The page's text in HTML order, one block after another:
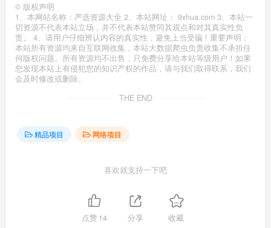
© 版权声明
1、本网站名称：严选资源大全 2、本站网址： 9xhua.com 3、本站一
切资源不代表本站立场，并不代表本站赞同其观点和对其真实性负
责。 4、请用户仔细辨认内容的真实性，避免上当受骗 ! 重要声明：
本站所有资源均来自互联网收集，本站大数据爬虫负责收集不承担任
何版权问题。所有资源均不出售，只免费分享给本站等级用户！如果
您发现本站上有侵犯您的知识产权的作品，请与我们取得联系，我们
会及时修改或删除。
THE END
精品项目 网络项目
喜欢就支持一下吧
点赞14 分享 收藏